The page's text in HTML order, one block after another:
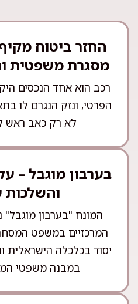
החזר ביטוח
מסגרת משפטית
רכב הוא אחד הנכסים
הפרטי, ונזק הנגרם לו
לא רק כאב ראש
בערבון מוגבל –
והשלכות
המונח "בערבון
המרכזיים במשפט
יסוד בכלכלה הישראלית
במבנה משפטי